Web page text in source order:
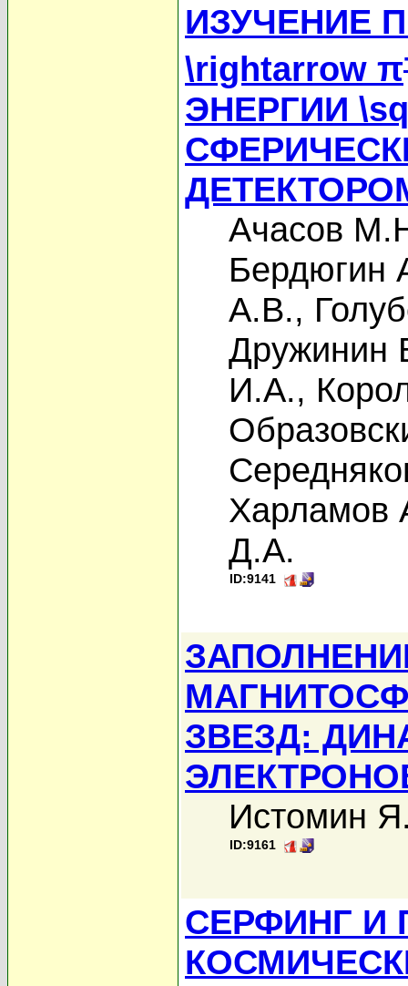
ИЗУЧЕНИЕ
\rightarrow π
ЭНЕРГИИ
Ачасов
Бердюгин
А.В.,
Дружинин
И.А.,
Харламов
Д.А.
ID:9141
ЗВЕЗД:
Истомин
ID:9161
СЕРФИНГ И